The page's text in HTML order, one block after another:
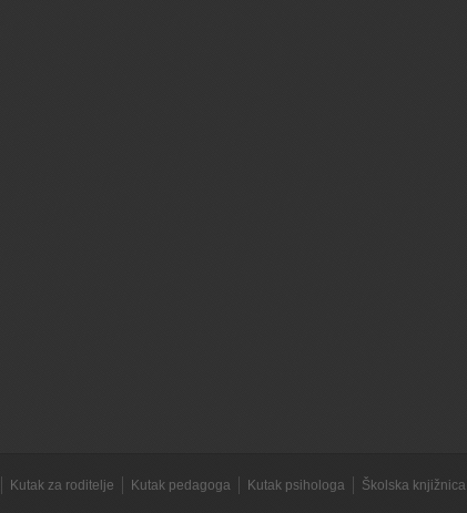
Kutak za roditelje Kutak pedagoga Kutak psihologa
Školska knjižnica